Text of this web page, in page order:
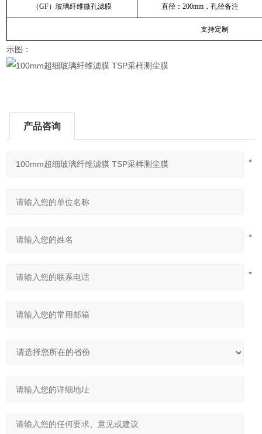
（GF）玻璃纤维微孔滤膜 直径：200mm，孔径备注
支持定制
示图：
产品咨询